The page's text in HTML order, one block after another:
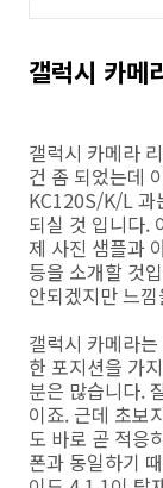
갤럭시 카메
갤럭시 카메라
건 좀 되었는데
KC120S/K/L 과
되실 것 입니다.
제 사진 샘플과
등을 소개할 것
안되겠지만 느
갤럭시 카메라
한 포지션을 가
분은 많습니다.
이죠. 근데 초보
도 바로 곧 적응
폰과 동일하기